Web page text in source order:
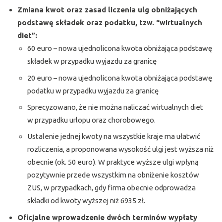
Zmiana kwot oraz zasad liczenia ulg obniżających
podstawę składek oraz podatku, tzw. “wirtualnych
diet”:
60 euro – nowa ujednolicona kwota obniżająca podstawę
składek w przypadku wyjazdu za granicę
20 euro – nowa ujednolicona kwota obniżająca podstawę
podatku w przypadku wyjazdu za granicę
Sprecyzowano, że nie można naliczać wirtualnych diet
w przypadku urlopu oraz chorobowego.
Ustalenie jednej kwoty na wszystkie kraje ma ułatwić
rozliczenia, a proponowana wysokość ulgi jest wyższa niż
obecnie (ok. 50 euro). W praktyce wyższe ulgi wpłyną
pozytywnie przede wszystkim na obniżenie kosztów
ZUS, w przypadkach, gdy firma obecnie odprowadza
składki od kwoty wyższej niż 6935 zł.
Oficjalne wprowadzenie dwóch terminów wypłaty